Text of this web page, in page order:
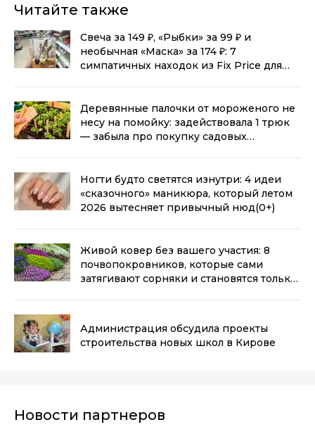
Читайте также
Свеча за 149 ₽, «Рыбки» за 99 ₽ и
необычная «Маска» за 174 ₽: 7
симпатичных находок из Fix Price для
Деревянные палочки от мороженого не
несу на помойку: задействовала 1 трюк
— забыла про покупку садовых
Ногти будто светятся изнутри: 4 идеи
«сказочного» маникюра, который летом
2026 вытесняет привычный нюд(0+)
Живой ковер без вашего участия: 8
почвопокровников, которые сами
затягивают сорняки и становятся только
Администрация обсудила проекты
строительства новых школ в Кирове
Новости партнеров